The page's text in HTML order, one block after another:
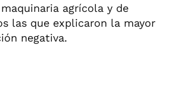
agrícola y de
las que explicaron la mayor
negativa.